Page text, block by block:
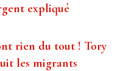
expliqué
rien du tout ! Tory
les migrants